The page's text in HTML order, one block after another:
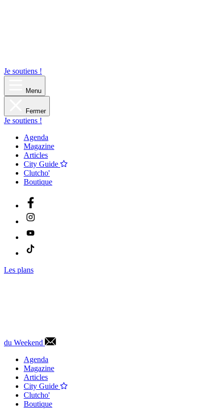
Je soutiens !
Menu
Fermer
Je soutiens !
Agenda
Magazine
Articles
City Guide
Clutcho'
Boutique
Les plans
du Weekend
Agenda
Magazine
Articles
City Guide
Clutcho'
Boutique